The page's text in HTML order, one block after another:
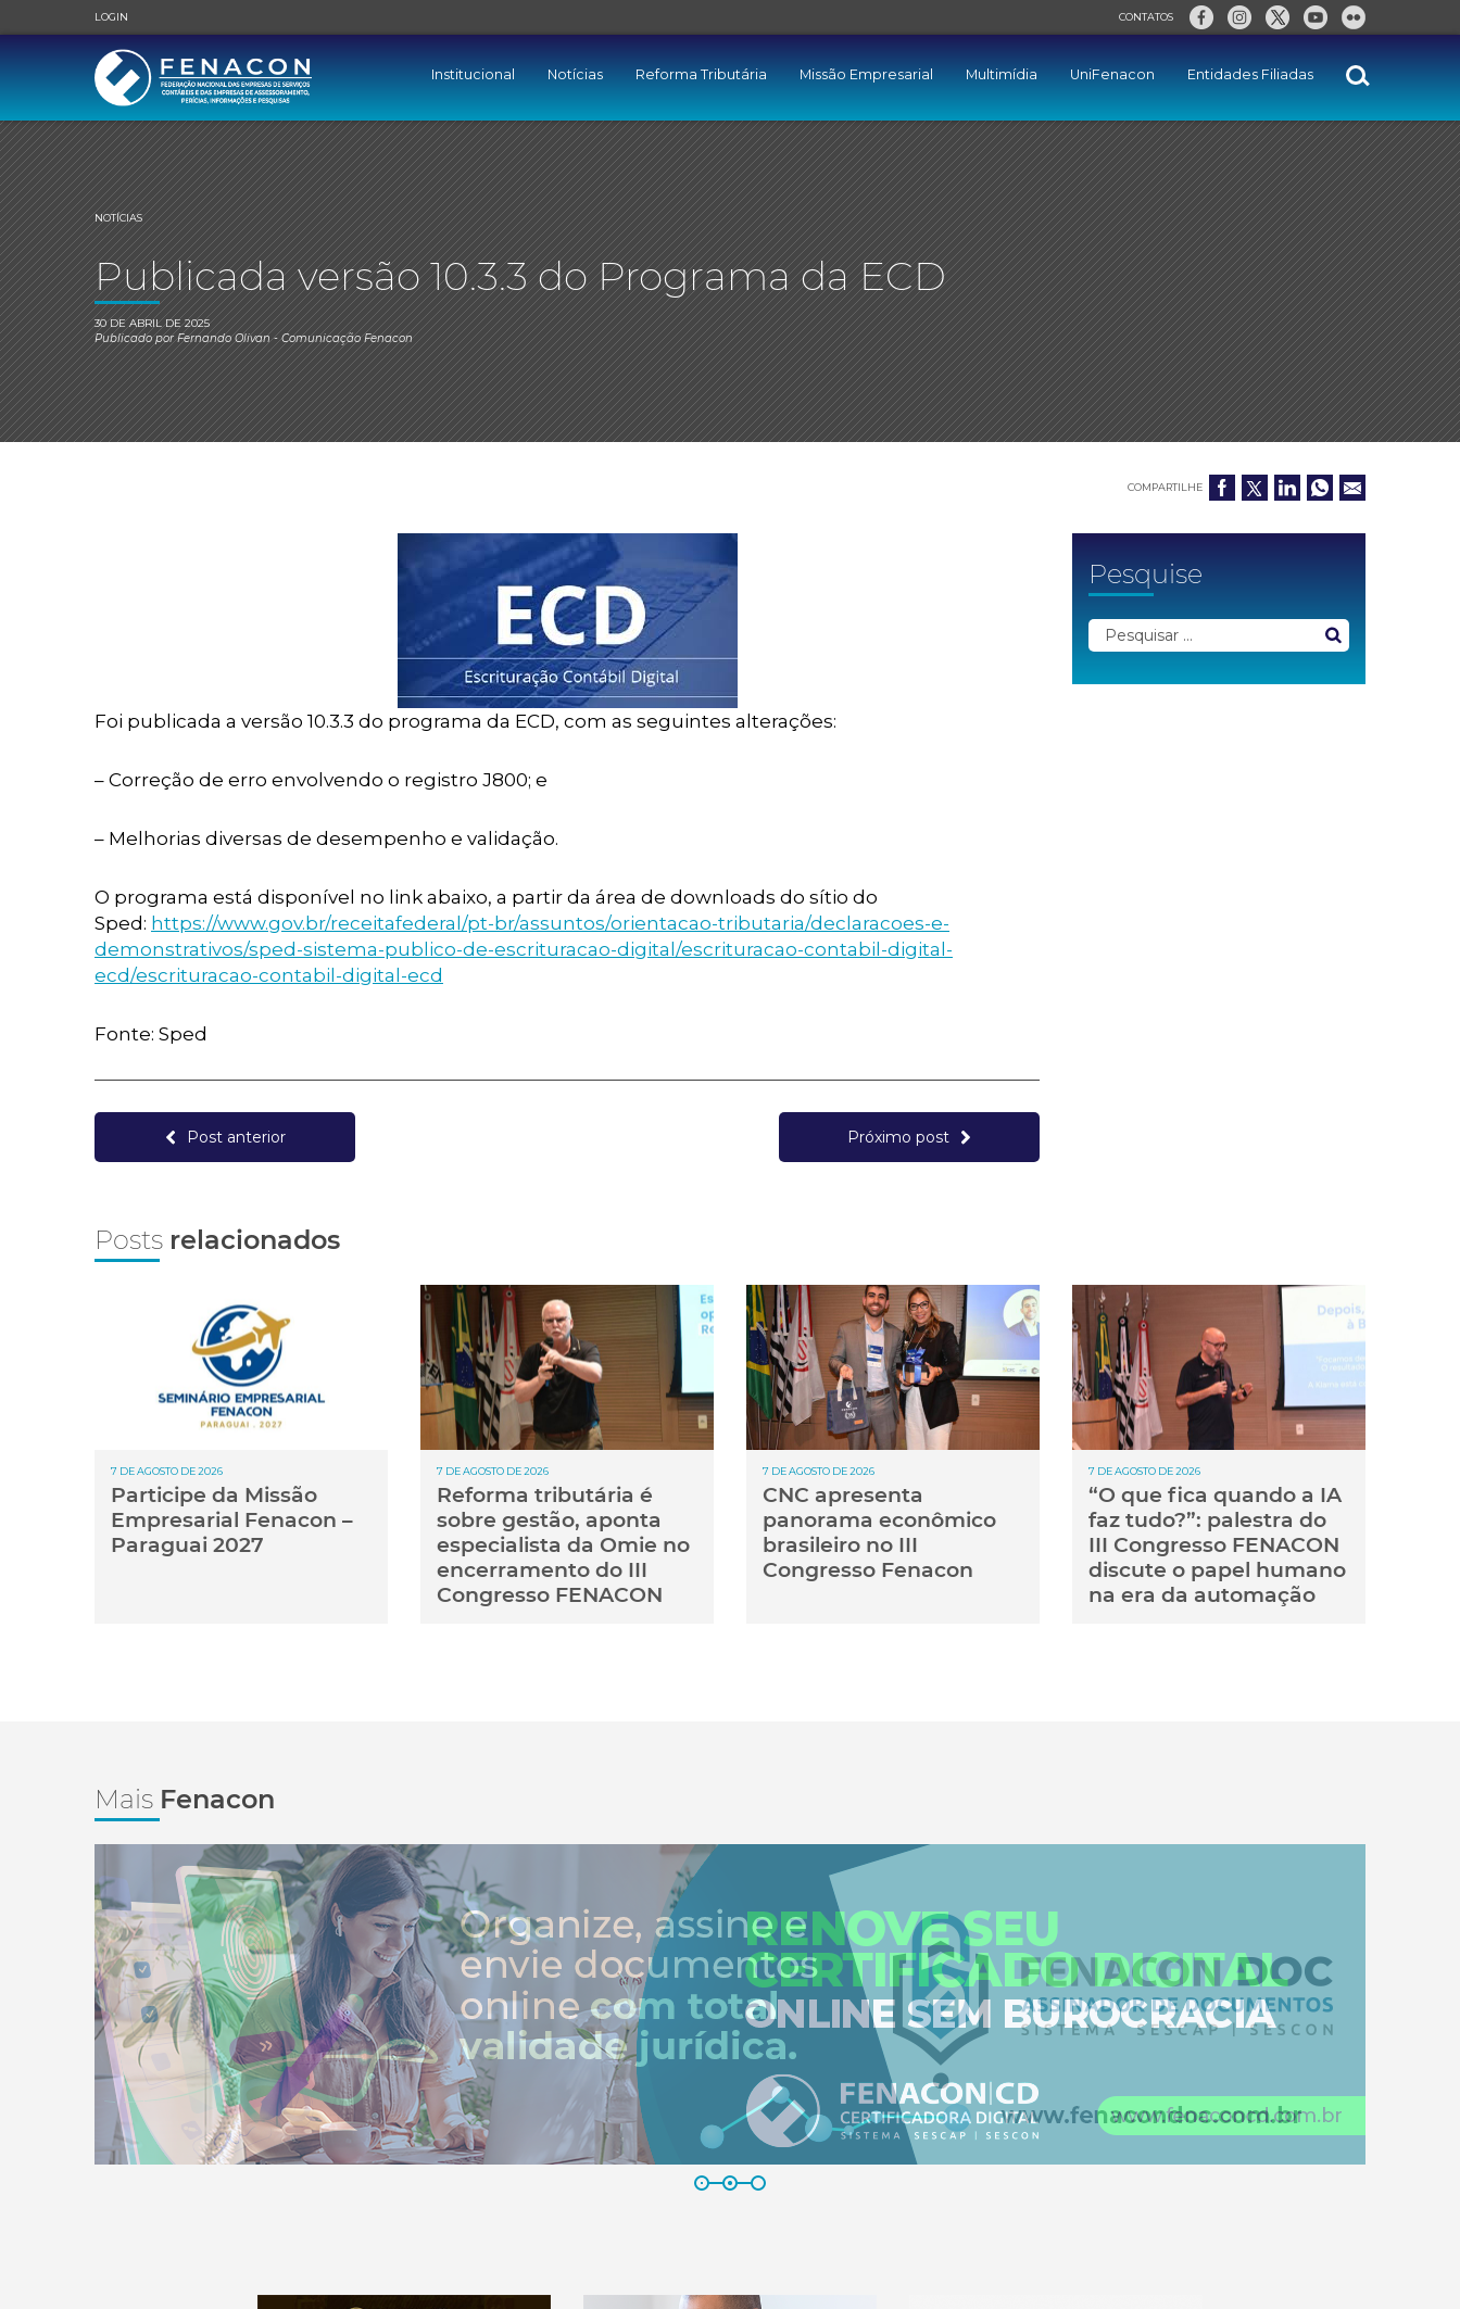
LOGIN CONTATOS
Institucional Notícias Reforma Tributária Missão Empresarial Multimídia UniFenacon Entidades Filiadas
NOTÍCIAS
Publicada versão 10.3.3 do Programa da ECD
30 DE ABRIL DE 2025
Publicado porFernando Olivan- Comunicação Fenacon
COMPARTILHE
Foi publicada a versão 10.3.3 do programa da ECD, com as seguintes alterações:
– Correção de erro envolvendo o registro J800; e
– Melhorias diversas de desempenho e validação.
O programa está disponível no link abaixo, a partir da área de downloads do sítio do
Sped: https://www.gov.br/receitafederal/pt-br/assuntos/orientacao-tributaria/declaracoes-e-
demonstrativos/sped-sistema-publico-de-escrituracao-digital/escrituracao-contabil-digital-
ecd/escrituracao-contabil-digital-ecd
Fonte: Sped
Post anterior Próximo post
Pesquise
Posts relacionados
7 DE AGOSTO DE 2026
Participe da Missão
Empresarial Fenacon –
Paraguai 2027
7 DE AGOSTO DE 2026
Reforma tributária é
sobre gestão, aponta
especialista da Omie no
encerramento do III
Congresso FENACON
7 DE AGOSTO DE 2026
CNC apresenta
panorama econômico
brasileiro no III
Congresso Fenacon
7 DE AGOSTO DE 2026
“O que fica quando a IA
faz tudo?”: palestra do
III Congresso FENACON
discute o papel humano
na era da automação
Mais Fenacon